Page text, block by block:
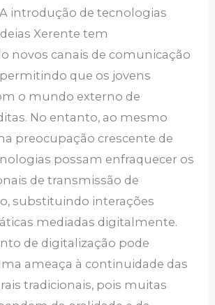
introdução de tecnologias
Xerente tem
novos canais de comunicação
que os jovens
o mundo externo de
No entanto, ao mesmo
preocupação crescente de
possam enfraquecer os
de transmissão de
substituindo interações
mediadas digitalmente.
de digitalização pode
ameaça à continuidade das
tradicionais, pois muitas